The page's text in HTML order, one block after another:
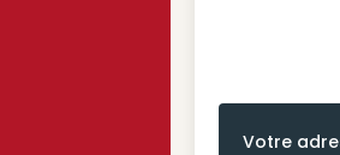
Votre